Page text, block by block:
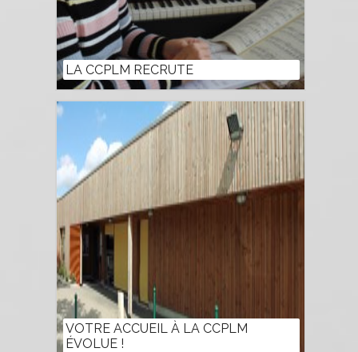
LA CCPLM RECRUTE
VOTRE ACCUEIL À LA CCPLM
ÉVOLUE !